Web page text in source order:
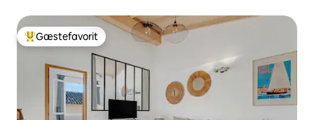
Bedste gæstefavorit
Gæstefavorit